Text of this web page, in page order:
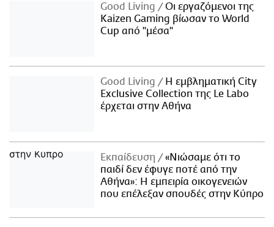
Good Living
Οι εργαζόμενοι της
Kaizen Gaming βίωσαν το World
Cup από "μέσα"
Good Living
Η εμβληματική City
Exclusive Collection της Le Labo
έρχεται στην Αθήνα
Εκπαίδευση
«Νιώσαμε ότι το
παιδί δεν έφυγε ποτέ από την
Αθήνα»: Η εμπειρία οικογενειών
που επέλεξαν σπουδές στην Κύπρο